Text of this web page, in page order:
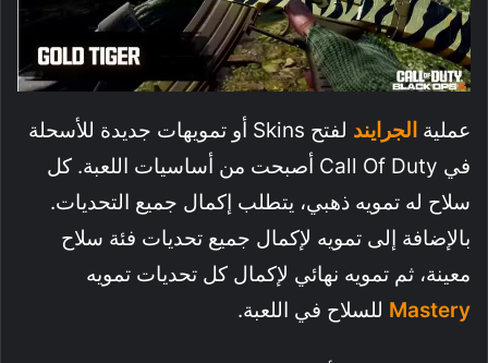
عملية الجرايند
لفتح Skins أو تمويهات جديدة للأسحلة
في Call Of Duty أصبحت من أساسيات اللعبة. كل
سلاح له تمويه ذهبي، يتطلب إكمال جميع التحديات.
بالإضافة إلى تمويه لإكمال جميع تحديات فئة سلاح
معينة، ثم تمويه نهائي لإكمال كل تحديات تمويه
Mastery للسلاح في اللعبة.